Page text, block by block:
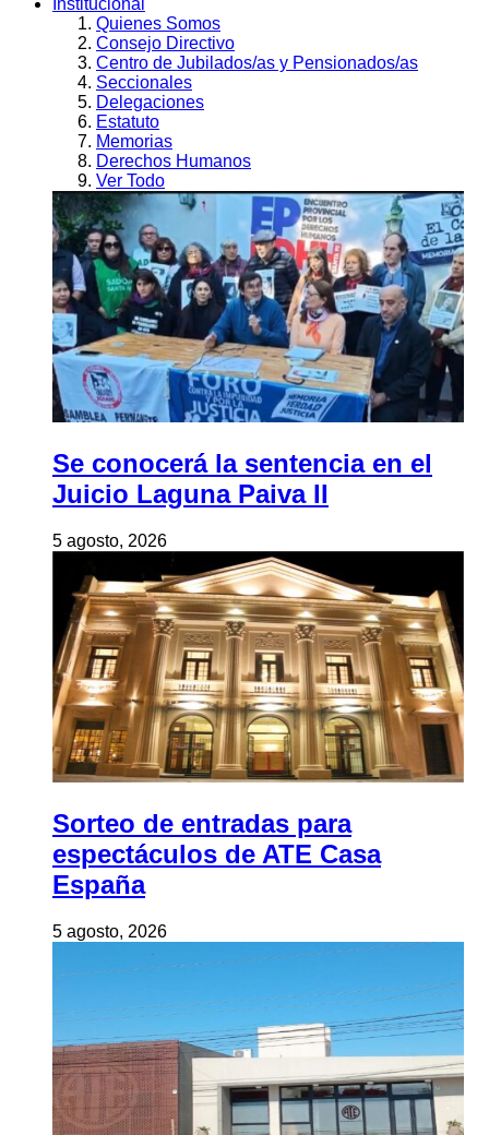
Institucional
Quienes Somos
Consejo Directivo
Centro de Jubilados/as y Pensionados/as
Seccionales
Delegaciones
Estatuto
Memorias
Derechos Humanos
Ver Todo
Se conocerá la sentencia en el
Juicio Laguna Paiva II
5 agosto, 2026
Sorteo de entradas para
espectáculos de ATE Casa
España
5 agosto, 2026